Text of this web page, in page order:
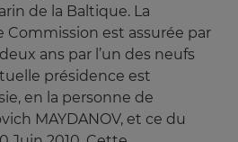
de la Baltique. La
est assurée par
ans par l’un des neufs
présidence est
en la personne de
MAYDANOV, et ce du